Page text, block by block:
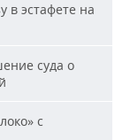
в эстафете на
суда о
с